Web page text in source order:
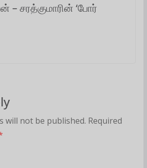
சரத்குமாரின் ‘போர்
will not be published. Required